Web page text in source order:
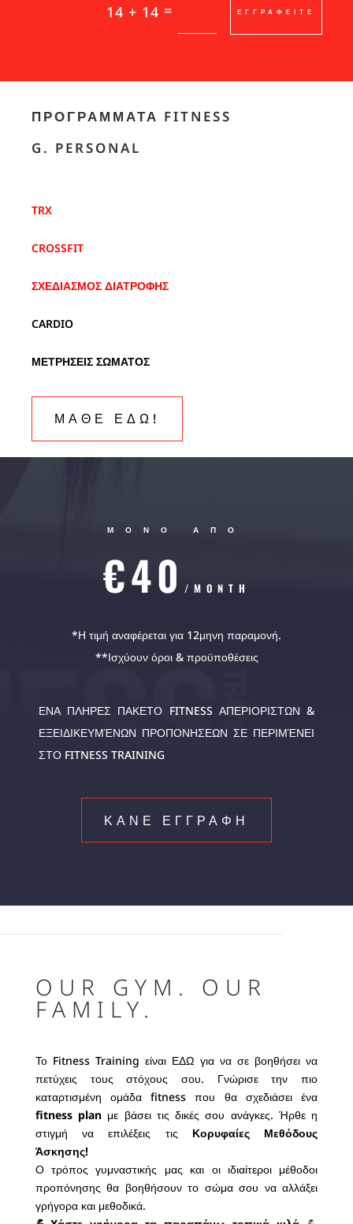
14 + 14 = ΕΓΓΡΑΦΕΙΤΕ
ΠΡΟΓΡΆΜΜΑΤΑ FITNESS
G. PERSONAL
TRX
CROSSFIT
ΣΧΕΔΙΑΣΜΟΣ ΔΙΑΤΡΟΦΗΣ
CARDIO
ΜΕΤΡΗΣΕΙΣ ΣΩΜΑΤΟΣ
ΜΑΘΕ ΕΔΩ!
ΜΟΝΟ ΑΠΟ
€40 /MONTH
*Η τιμή αναφέρεται για 12μηνη παραμονή.
**Ισχύουν όροι & προϋποθέσεις
ΕΝΑ ΠΛΗΡΕΣ ΠΑΚΕΤΟ FITNESS ΑΠΕΡΙΟΡΙΣΤΩΝ &
ΕΞΕΙΔΙΚΕΥΜΈΝΩΝ ΠΡΟΠΟΝΗΣΕΩΝ ΣΕ ΠΕΡΙΜΈΝΕΙ
ΣΤΟ FITNESS TRAINING
ΚΑΝΕ ΕΓΓΡΑΦΗ
OUR GYM. OUR
FAMILY.
Το Fitness Training είναι ΕΔΩ για να σε βοηθήσει να
πετύχεις τους στόχους σου. Γνώρισε την πιο
καταρτισμένη ομάδα fitness που θα σχεδιάσει ένα
fitness plan με βάσει τις δικές σου ανάγκες. Ήρθε η
στιγμή να επιλέξεις τις Κορυφαίες Μεθόδους
Άσκησης!
Ο τρόπος γυμναστικής μας και οι ιδιαίτεροι μέθοδοι
προπόνησης θα βοηθήσουν το σώμα σου να αλλάξει
γρήγορα και μεθοδικά.